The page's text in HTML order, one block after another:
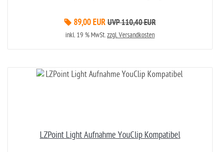
89,00 EUR UVP 110,40 EUR
inkl. 19 % MwSt.zzgl. Versandkosten
LZPoint Light Aufnahme YouClip Kompatibel